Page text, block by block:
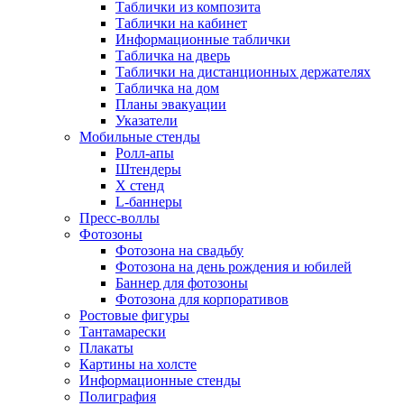
Таблички из композита
Таблички на кабинет
Информационные таблички
Табличка на дверь
Таблички на дистанционных держателях
Табличка на дом
Планы эвакуации
Указатели
Мобильные стенды
Ролл-апы
Штендеры
Х стенд
L-баннеры
Пресс-воллы
Фотозоны
Фотозона на свадьбу
Фотозона на день рождения и юбилей
Баннер для фотозоны
Фотозона для корпоративов
Ростовые фигуры
Тантамарески
Плакаты
Картины на холсте
Информационные стенды
Полиграфия